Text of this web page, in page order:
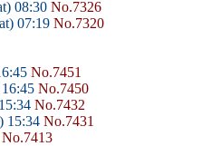
08:30 No.7326
07:19 No.7320
No.7451
No.7450
No.7432
15:34 No.7431
No.7413